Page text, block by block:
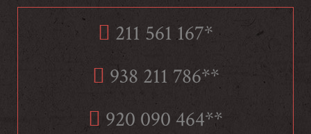
211 561 167*
938 211 786**
920 090 464**